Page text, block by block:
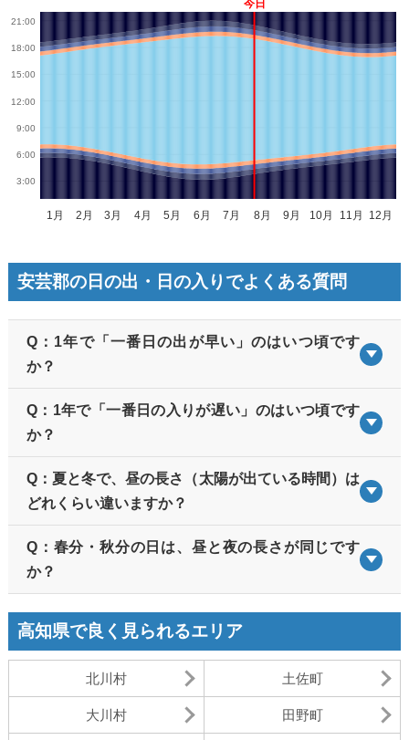
安芸郡の日の出・日の入りでよくある質問
Q：1年で「一番日の出が早い」のはいつ頃です
か？
Q：1年で「一番日の入りが遅い」のはいつ頃です
か？
Q：夏と冬で、昼の長さ（太陽が出ている時間）は
どれくらい違いますか？
Q：春分・秋分の日は、昼と夜の長さが同じです
か？
高知県で良く見られるエリア
北川村 土佐町
大川村 田野町